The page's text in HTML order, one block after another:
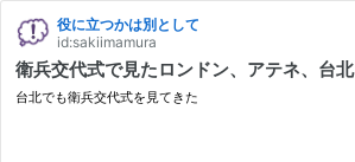
役に立つかは別として
id:sakiimamura
衛兵交代式で見たロンドン、アテネ、台北
台北でも衛兵交代式を見てきた